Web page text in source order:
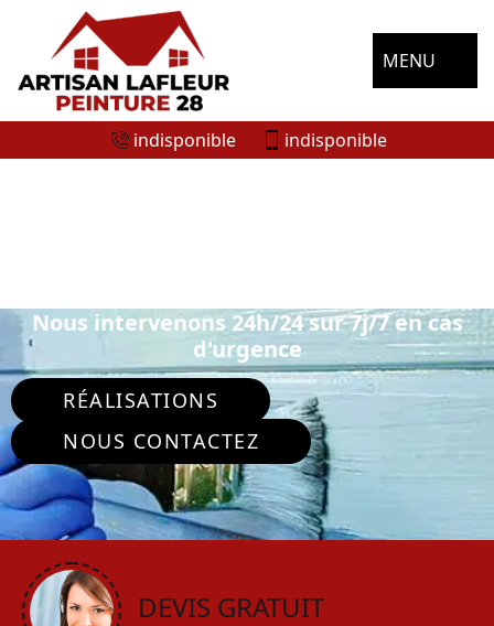
MENU
indisponible indisponible
Nous intervenons 24h/24 sur 7j/7 en cas
d'urgence
RÉALISATIONS
NOUS CONTACTEZ
DEVIS GRATUIT